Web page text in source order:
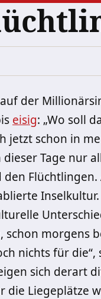
der
eisig: „Wo soll
jetzt schon in
Tage nur
Inselkultur.
morgens
nichts für
sich derart
die Liegeplätze